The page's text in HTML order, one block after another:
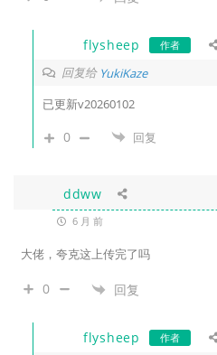
flysheep 作者
回复给 YukiKaze
已更新v20260102
0 回复
ddww
6 月 前
大佬，夸克这上传完了吗
0 回复
flysheep 作者